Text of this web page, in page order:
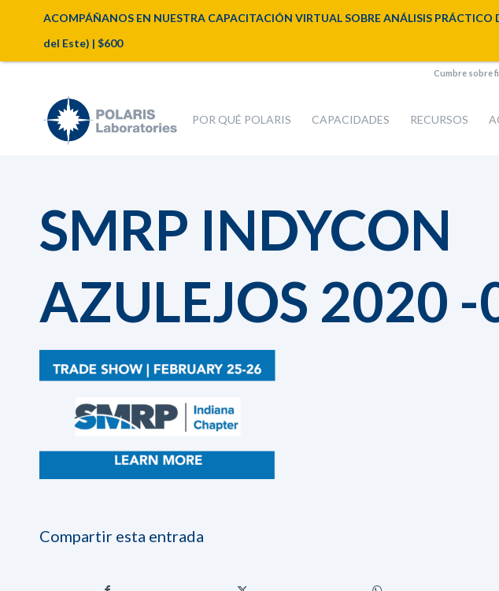
Cumbre sobre
POR QUÉ POLARIS CAPACIDADES RECURSOS
SMRP INDYCON
AZULEJOS 2020 -
Compartir esta entrada
ACOMPÁÑANOS EN NUESTRA CAPACITACIÓN VIRTUAL SOBRE ANÁLISIS PRÁCTICO
del Este) | $600